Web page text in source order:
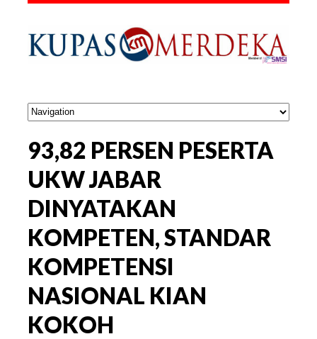
93,82 PERSEN PESERTA
UKW JABAR
DINYATAKAN
KOMPETEN, STANDAR
KOMPETENSI
NASIONAL KIAN
KOKOH